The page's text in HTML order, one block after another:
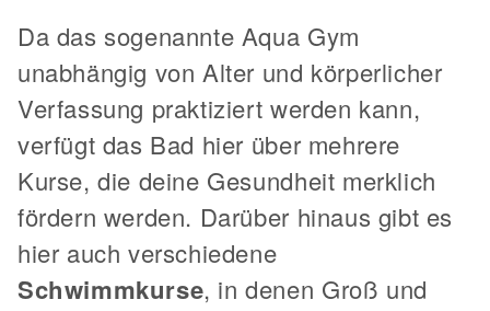
Da das sogenannte Aqua Gym
unabhängig von Alter und körperlicher
Verfassung praktiziert werden kann,
verfügt das Bad hier über mehrere
Kurse, die deine Gesundheit merklich
fördern werden. Darüber hinaus gibt es
hier auch verschiedene
Schwimmkurse, in denen Groß und